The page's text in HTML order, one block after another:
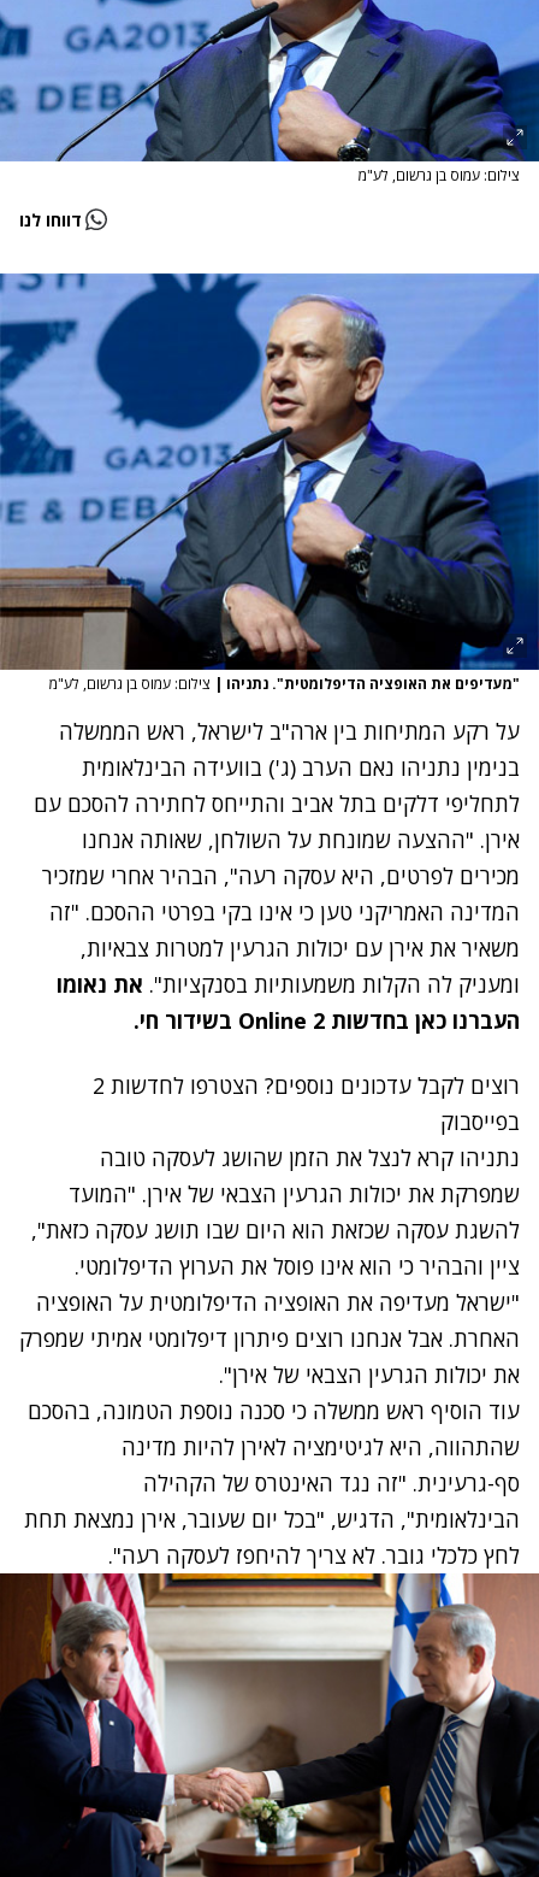
צילום: עמוס בן גרשום, לע"מ
דווחו לנו
"מעדיפים את האופציה הדיפלומטית". נתניהו | צילום: עמוס בן גרשום, לע"מ
על רקע המתיחות בין ארה"ב לישראל, ראש הממשלה
בנימין נתניהו נאם הערב (ג') בוועידה הבינלאומית
לתחליפי דלקים בתל אביב והתייחס לחתירה להסכם עם
אירן. "ההצעה שמונחת על השולחן, שאותה אנחנו
מכירים לפרטים, היא עסקה רעה", הבהיר אחרי שמזכיר
המדינה האמריקני טען כי אינו בקי בפרטי ההסכם. "זה
משאיר את אירן עם יכולות הגרעין למטרות צבאיות,
ומעניק לה הקלות משמעותיות בסנקציות". את נאומו
העברנו כאן בחדשות 2 Online בשידור חי.
רוצים לקבל עדכונים נוספים? הצטרפו לחדשות 2
בפייסבוק
נתניהו קרא לנצל את הזמן שהושג לעסקה טובה
שמפרקת את יכולות הגרעין הצבאי של אירן. "המועד
להשגת עסקה שכזאת הוא היום שבו תושג עסקה כזאת",
ציין והבהיר כי הוא אינו פוסל את הערוץ הדיפלומטי.
"ישראל מעדיפה את האופציה הדיפלומטית על האופציה
האחרת. אבל אנחנו רוצים פיתרון דיפלומטי אמיתי שמפרק
את יכולות הגרעין הצבאי של אירן".
עוד הוסיף ראש ממשלה כי סכנה נוספת הטמונה, בהסכם
שהתהווה, היא לגיטימציה לאירן להיות מדינה
סף-גרעינית. "זה נגד האינטרס של הקהילה
הבינלאומית", הדגיש, "בכל יום שעובר, אירן נמצאת תחת
לחץ כלכלי גובר. לא צריך להיחפז לעסקה רעה".